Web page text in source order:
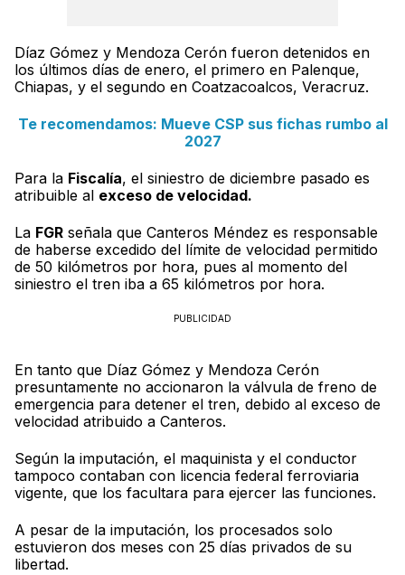
Díaz Gómez y Mendoza Cerón fueron detenidos en
los últimos días de enero, el primero en Palenque,
Chiapas, y el segundo en Coatzacoalcos, Veracruz.
Te recomendamos: Mueve CSP sus fichas rumbo al
2027
Para la Fiscalía, el siniestro de diciembre pasado es
atribuible al exceso de velocidad.
La FGR señala que Canteros Méndez es responsable
de haberse excedido del límite de velocidad permitido
de 50 kilómetros por hora, pues al momento del
siniestro el tren iba a 65 kilómetros por hora.
PUBLICIDAD
En tanto que Díaz Gómez y Mendoza Cerón
presuntamente no accionaron la válvula de freno de
emergencia para detener el tren, debido al exceso de
velocidad atribuido a Canteros.
Según la imputación, el maquinista y el conductor
tampoco contaban con licencia federal ferroviaria
vigente, que los facultara para ejercer las funciones.
A pesar de la imputación, los procesados solo
estuvieron dos meses con 25 días privados de su
libertad.